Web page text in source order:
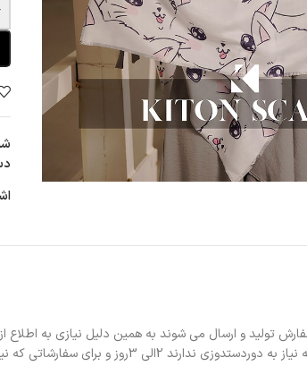
تولید و ارسال می شوند به همین دلیل نیازی به
به دوردستدوزی دارند حدوداً یک هفته زمانبر خواهد بود.